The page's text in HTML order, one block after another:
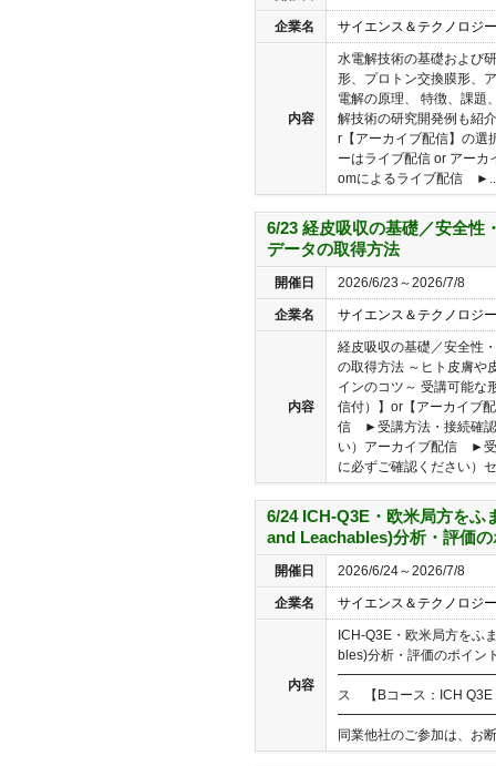
企業名 サイエンス＆テクノロジ
内容
水電解技術の基礎および
形、プロトン交換膜形、
電解の原理、 特徴、課題
解技術の研究開発例も紹
r【アーカイブ配信】の選
ーはライブ配信 or アーカ
omによるライブ配信
6/23 経皮吸収の基礎／安全性
データの取得方法
開催日 2026/6/23～2026/7/8
企業名 サイエンス＆テクノロジ
内容
経皮吸収の基礎／安全性
の取得方法 ～ヒト皮膚や
インのコツ～ 受講可能な
信付）】or【アーカイブ
信 ►受講方法・接続確認
い）アーカイブ配信 ►受
に必ずご確認ください）
6/24 ICH-Q3E・欧米局方を
and Leachables)分析・評価
開催日 2026/6/24～2026/7/8
企業名 サイエンス＆テクノロジ
内容
ICH-Q3E・欧米局方をふ
bles)分析・評価の
ス 【Bコース：ICH
同業他社のご参加は、お